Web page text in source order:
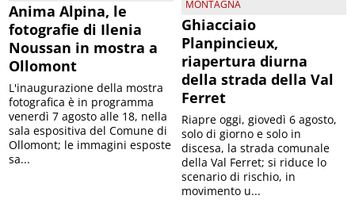
Anima Alpina, le
fotografie di Ilenia
Noussan in mostra a
Ollomont
L'inaugurazione della mostra
fotografica è in programma
venerdì 7 agosto alle 18, nella
sala espositiva del Comune di
Ollomont; le immagini esposte
sa...
MONTAGNA
Ghiacciaio
Planpincieux,
riapertura diurna
della strada della Val
Ferret
Riapre oggi, giovedì 6 agosto,
solo di giorno e solo in
discesa, la strada comunale
della Val Ferret; si riduce lo
scenario di rischio, in
movimento u...